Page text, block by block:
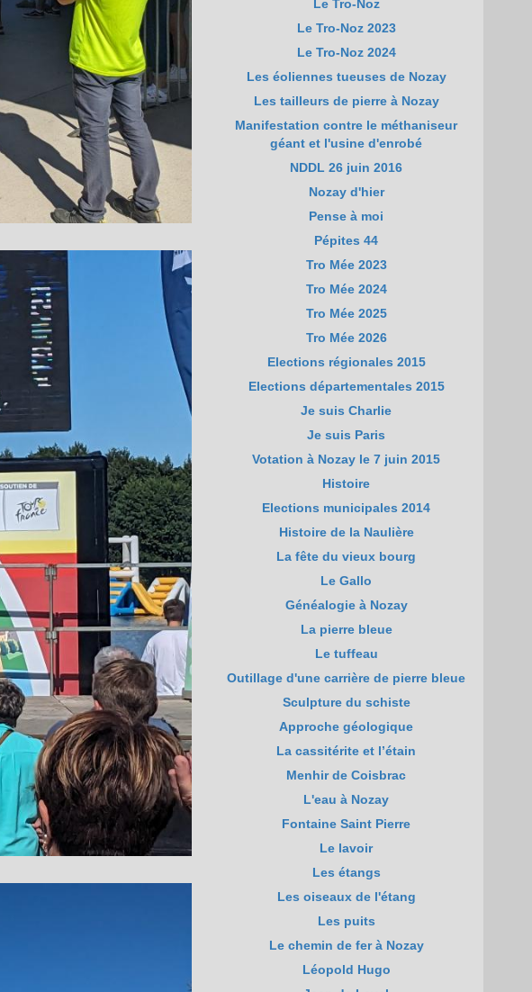
Le Tro-Noz
Le Tro-Noz 2023
Le Tro-Noz 2024
Les éoliennes tueuses de Nozay
Les tailleurs de pierre à Nozay
Manifestation contre le méthaniseur
géant et l'usine d'enrobé
NDDL 26 juin 2016
Nozay d'hier
Pense à moi
Pépites 44
Tro Mée 2023
Tro Mée 2024
Tro Mée 2025
Tro Mée 2026
Elections régionales 2015
Elections départementales 2015
Je suis Charlie
Je suis Paris
Votation à Nozay le 7 juin 2015
Histoire
Elections municipales 2014
Histoire de la Naulière
La fête du vieux bourg
Le Gallo
Généalogie à Nozay
La pierre bleue
Le tuffeau
Outillage d'une carrière de pierre bleue
Sculpture du schiste
Approche géologique
La cassitérite et l’étain
Menhir de Coisbrac
L'eau à Nozay
Fontaine Saint Pierre
Le lavoir
Les étangs
Les oiseaux de l'étang
Les puits
Le chemin de fer à Nozay
Léopold Hugo